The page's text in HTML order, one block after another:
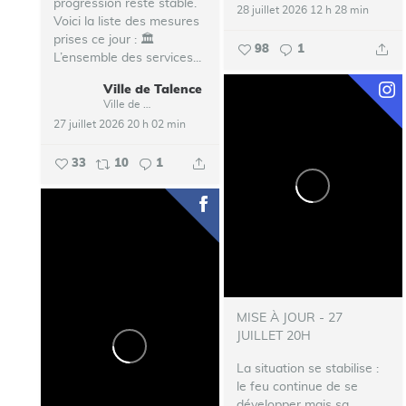
28 juillet 2026 12 h 28 min
98 1
progression reste stable.
Voici la liste des mesures
prises ce jour : 🏛️
L’ensemble des services...
Ville de Talence
27 juillet 2026 20 h 02 min
33 10 1
MISE À JOUR - 27
JUILLET 20H
La situation se stabilise :
le feu continue de se